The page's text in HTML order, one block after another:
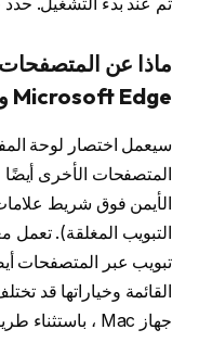
Microsoft Edge و Opera؟
المتصفحات الأخرى أيضًا
الأيمن فوق شريط
التبويب المغلقة).
تبويب عبر المتصفحات
القائمة وخياراتها قد
جهاز Mac ، باستثناء طريقة شريط المهام.